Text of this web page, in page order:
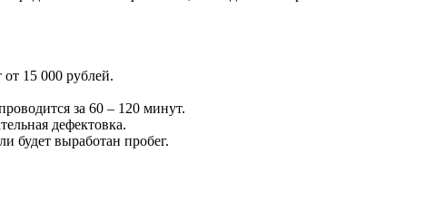
15 000 рублей.
за 60 – 120 минут.
дефектовка.
будет выработан пробег.